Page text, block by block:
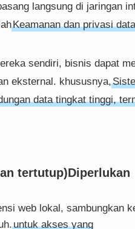
langsung di jaringan
Keamanan dan privasi
sendiri, bisnis dapat
eksternal. khususnya,
data tingkat tinggi,
tertutup)Diperlukan
web lokal, sambungkan
untuk akses yang